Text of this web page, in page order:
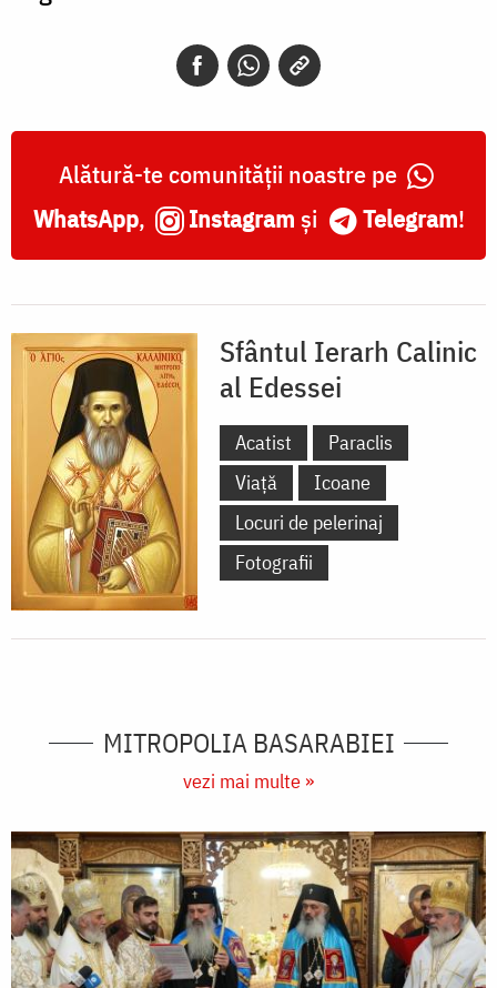
Alătură-te comunității noastre pe
WhatsApp, Instagram și Telegram!
Sfântul Ierarh Calinic
al Edessei
Acatist
Paraclis
Viață
Icoane
Locuri de pelerinaj
Fotografii
MITROPOLIA BASARABIEI
vezi mai multe »